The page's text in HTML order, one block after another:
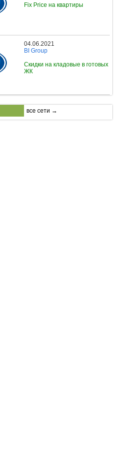
Fix Price на квартиры
04.06.2021
BI Group
Скидки на кладовые в готовых
ЖК
все сети →